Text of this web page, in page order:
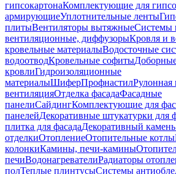
гипсокартонаКомплектующие для
армирующиеУплотнительные ленты
плитыВентиляторы вытяжныеСистемы
вентиляционные, диффузорыКровля и
кровельные материалыВодосточные
водоотводКровельные софиты
кровлиГидроизоляционные
материалыШиферПрофнастилРулонная
вентиляцияОтделка фасадаФасадные
панелиСайдингКомплектующие для
панелейДекоративные штукатурки для
плитка для фасадаДекоративный
отделкиОтоплениеОтопительные котлы
колонкиКамины, печи-камины
печиВодонагревателиРадиаторы
полТеплые плинтусыСистемы